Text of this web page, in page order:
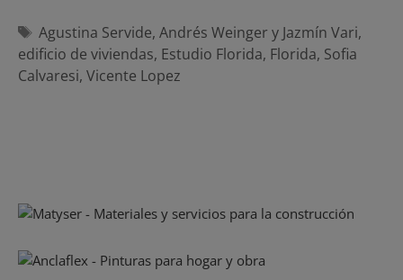
Etiquetas
Agustina Servide, Andrés Weinger y Jazmín Vari,
edificio de viviendas, Estudio Florida, Florida, Sofia
Calvaresi, Vicente Lopez